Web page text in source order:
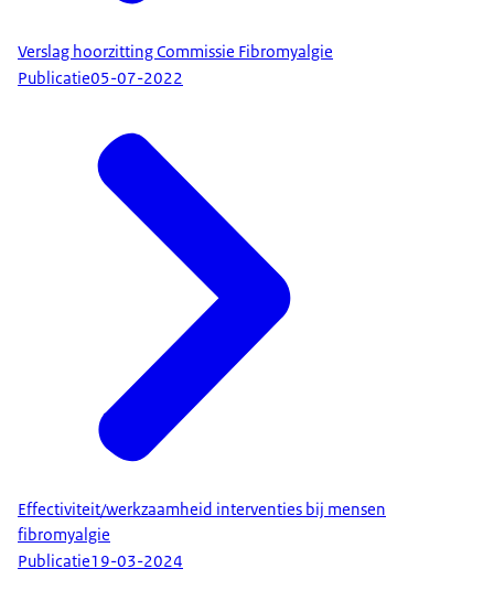
Verslag hoorzitting Commissie Fibromyalgie
Publicatie05-07-2022
Effectiviteit/werkzaamheid interventies bij mensen
fibromyalgie
Publicatie19-03-2024